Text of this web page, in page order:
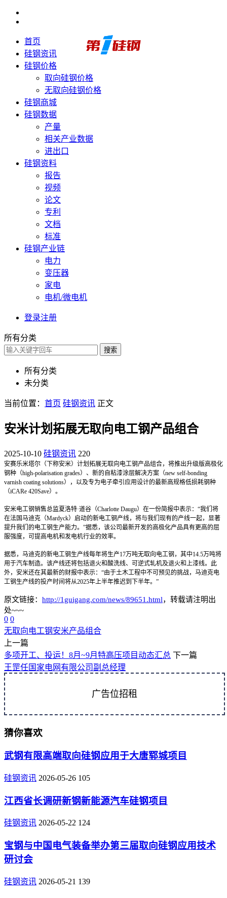
首页
硅钢资讯
硅钢价格
取向硅钢价格
无取向硅钢价格
硅钢商城
硅钢数据
产量
相关产业数据
进出口
硅钢资料
报告
视频
论文
专利
文档
标准
硅钢产业链
电力
变压器
家电
电机/微电机
登录注册
所有分类
搜索
所有分类
未分类
当前位置： 首页 硅钢资讯 正文
安米计划拓展无取向电工钢产品组合
2025-10-10 硅钢资讯 220
安赛乐米塔尔（下称安米）计划拓展无取向电工钢产品组合，将推出升级版高极化
钢种（high-polarisation grades）、新的自粘漆涂层解决方案（new self-bonding
varnish coating solutions），以及专为电子牵引应用设计的最新高规格低损耗钢种
（iCARe 420Save）。
安米电工钢销售总监夏洛特·道谷（Charlotte Daugu）在一份简报中表示：“我们将
在法国马迪克（Mardyck）启动的新电工钢产线，将与我们现有的产线一起，显著
提升我们的电工钢生产能力。”据悉，该公司最新开发的高极化产品具有更高的屈
服强度，可提高电机和发电机行业的效率。
据悉，马迪克的新电工钢生产线每年将生产17万吨无取向电工钢，其中14.5万吨将
用于汽车制造。该产线还将包括退火和酸洗线、可逆式轧机及退火和上漆线。此
外，安米还在其最新的财报中表示：“由于土木工程中不可预见的挑战，马迪克电
工钢生产线的投产时间将从2025年上半年推迟到下半年。”
原文链接： http://1guigang.com/news/89651.html，转载请注明出
处~~~
0 0
无取向电工钢安米产品组合
上一篇
多项开工、投运！8月~9月特高压项目动态汇总 下一篇
王罡任国家电网有限公司副总经理
广告位招租
猜你喜欢
武钢有限高端取向硅钢应用于大唐郓城项目
硅钢资讯 2026-05-26 105
江西省长调研新钢新能源汽车硅钢项目
硅钢资讯 2026-05-22 124
宝钢与中国电气装备举办第三届取向硅钢应用技术
研讨会
硅钢资讯 2026-05-21 139